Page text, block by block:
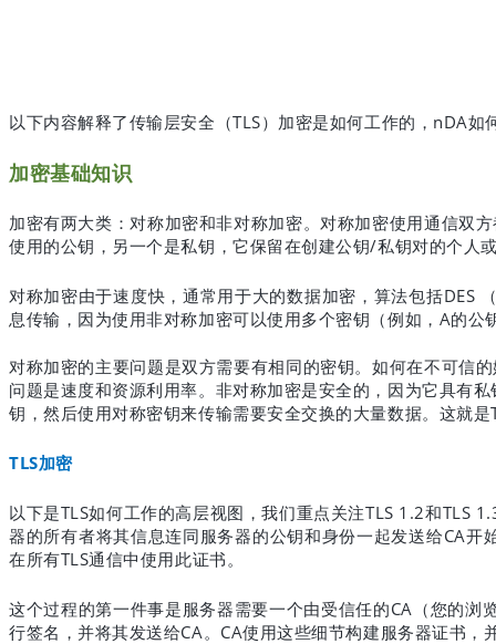
以下内容解释了传输层安全（TLS）加密是如何工作的， nDA如
加密基础知识
加密有两大类：对称加密和非对称加密。对称加密使用通信双
使用的公钥，另一个是私钥，它保留在创建公钥/私钥对的个人
对称加密由于速度快，通常用于大的数据加密，算法包括DES
息传输，因为使用非对称加密可以使用多个密钥（例如， A的公
对称加密的主要问题是双方需要有相同的密钥。如何在不可信
问题是速度和资源利用率。非对称加密是安全的，因为它具有私
钥，然后使用对称密钥来传输需要安全交换的大量数据。这就是
TLS加密
以下是TLS如何工作的高层视图，我们重点关注TLS 1.2和TLS
器的所有者将其信息连同服务器的公钥和身份一起发送给CA开
在所有TLS通信中使用此证书。
这个过程的第一件事是服务器需要一个由受信任的CA
（您的浏
行签名，并将其发送给CA 。 CA使用这些细节构建服务器证书，